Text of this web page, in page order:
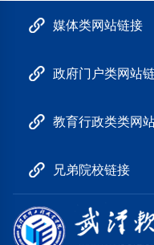
媒体类网站链接
政府门户类网站
教育行政类类网
兄弟院校链接